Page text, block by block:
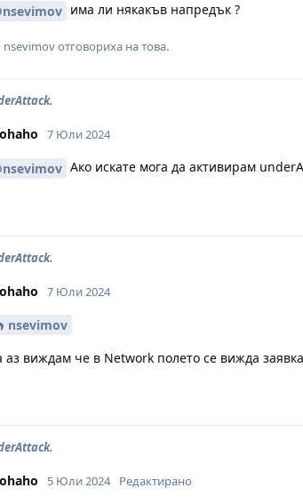
има ли някакъв напредък ?
nsevimovотговориха на това.
7 Юли 2024
Ако искате мога да активирам
7 Юли 2024
nsevimov
аз виждам че в Network полето се вижда
5 Юли 2024 Редактирано